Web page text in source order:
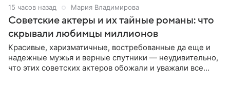
15 часов назад Мария Владимирова
Советские актеры и их тайные романы: что
скрывали любимцы миллионов
Красивые, харизматичные, востребованные да еще и
надежные мужья и верные спутники — неудивительно,
что этих советских актеров обожали и уважали все